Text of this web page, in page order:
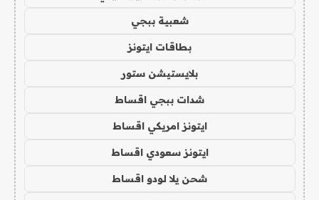
شعبية ببجي
بطاقات ايتونز
بلايستيشن ستور
شدات ببجي اقساط
ايتونز امريكي اقساط
ايتونز سعودي اقساط
شحن يلا لودو اقساط